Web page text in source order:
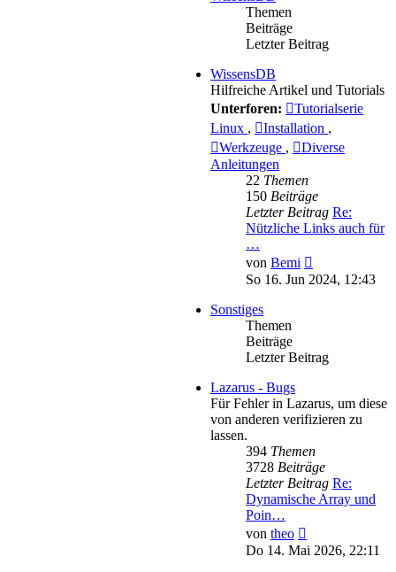
Themen
Beiträge
Letzter Beitrag
WissensDB
Hilfreiche Artikel und Tutorials
Unterforen:
Tutorialserie
Linux , Installation ,
Werkzeuge ,
Diverse
Anleitungen
22 Themen
150 Beiträge
Letzter Beitrag Re:
Nützliche Links auch für
…
von Bemi
Beitrag
So 16. Jun 2024, 12:43
Sonstiges
Themen
Beiträge
Letzter Beitrag
Lazarus - Bugs
Für Fehler in Lazarus, um diese
von anderen verifizieren zu
lassen.
394 Themen
3728 Beiträge
Letzter Beitrag Re:
Dynamische Array und
Poin…
von theo
Beitrag
Do 14. Mai 2026, 22:11